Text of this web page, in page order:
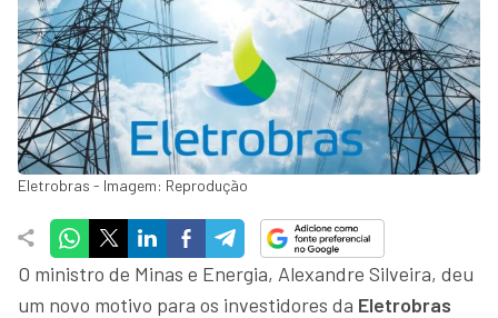
Eletrobras - Imagem: Reprodução
O ministro de Minas e Energia, Alexandre Silveira, deu
um novo motivo para os investidores da Eletrobras